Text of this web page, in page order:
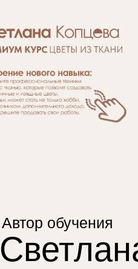
Автор обучения